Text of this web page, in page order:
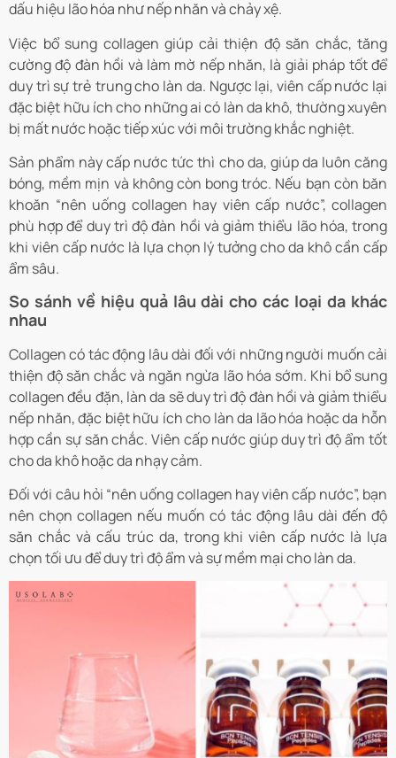
dấu hiệu lão hóa như nếp nhăn và chảy xệ.
Việc bổ sung collagen giúp cải thiện độ săn chắc, tăng
cường độ đàn hồi và làm mờ nếp nhăn, là giải pháp tốt để
duy trì sự trẻ trung cho làn da. Ngược lại, viên cấp nước lại
đặc biệt hữu ích cho những ai có làn da khô, thường xuyên
bị mất nước hoặc tiếp xúc với môi trường khắc nghiệt.
Sản phẩm này cấp nước tức thì cho da, giúp da luôn căng
bóng, mềm mịn và không còn bong tróc. Nếu bạn còn băn
khoăn “nên uống collagen hay viên cấp nước”, collagen
phù hợp để duy trì độ đàn hồi và giảm thiểu lão hóa, trong
khi viên cấp nước là lựa chọn lý tưởng cho da khô cần cấp
ẩm sâu.
So sánh về hiệu quả lâu dài cho các loại da khác
nhau
Collagen có tác động lâu dài đối với những người muốn cải
thiện độ săn chắc và ngăn ngừa lão hóa sớm. Khi bổ sung
collagen đều đặn, làn da sẽ duy trì độ đàn hồi và giảm thiểu
nếp nhăn, đặc biệt hữu ích cho làn da lão hóa hoặc da hỗn
hợp cần sự săn chắc. Viên cấp nước giúp duy trì độ ẩm tốt
cho da khô hoặc da nhạy cảm.
Đối với câu hỏi “nên uống collagen hay viên cấp nước”, bạn
nên chọn collagen nếu muốn có tác động lâu dài đến độ
săn chắc và cấu trúc da, trong khi viên cấp nước là lựa
chọn tối ưu để duy trì độ ẩm và sự mềm mại cho làn da.